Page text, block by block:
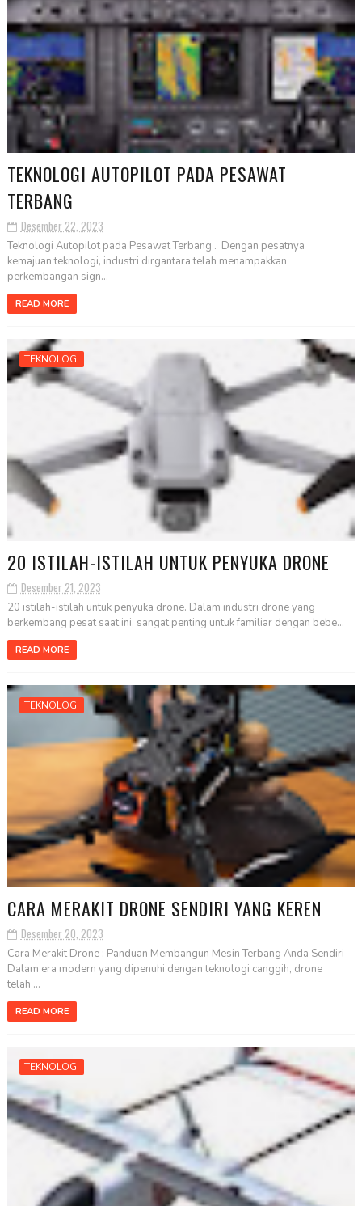
TEKNOLOGI AUTOPILOT PADA PESAWAT
TERBANG
Desember 22, 2023
Teknologi Autopilot pada Pesawat Terbang . Dengan pesatnya
kemajuan teknologi, industri dirgantara telah menampakkan
perkembangan sign...
READ MORE
TEKNOLOGI
20 ISTILAH-ISTILAH UNTUK PENYUKA DRONE
Desember 21, 2023
20 istilah-istilah untuk penyuka drone. Dalam industri drone yang
berkembang pesat saat ini, sangat penting untuk familiar dengan bebe...
READ MORE
TEKNOLOGI
CARA MERAKIT DRONE SENDIRI YANG KEREN
Desember 20, 2023
Cara Merakit Drone : Panduan Membangun Mesin Terbang Anda Sendiri
Dalam era modern yang dipenuhi dengan teknologi canggih, drone
telah ...
READ MORE
TEKNOLOGI